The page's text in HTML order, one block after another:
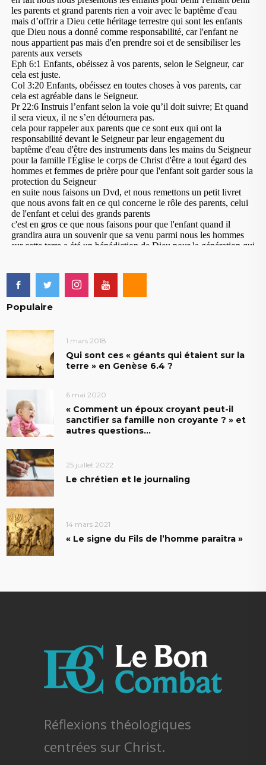
Populaire
1 mars 2018
Qui sont ces « géants qui étaient sur la
terre » en Genèse 6.4 ?
6 mai 2020
« Comment un époux croyant peut-il
sanctifier sa famille non croyante ? » et
autres questions…
25 juillet 2022
Le chrétien et le journaling
14 mars 2021
« Le signe du Fils de l’homme paraîtra »
Réflexions théologiques
centrées sur Christ.